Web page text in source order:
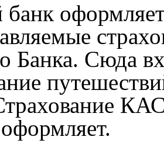
банк
Банка. Сюда